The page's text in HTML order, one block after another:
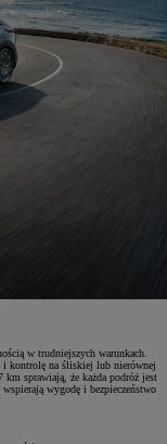
w trudniejszych warunkach.
i kontrolę na śliskiej lub nierównej
km sprawiają, że każda podróż jest
wygodę i bezpieczeństwo